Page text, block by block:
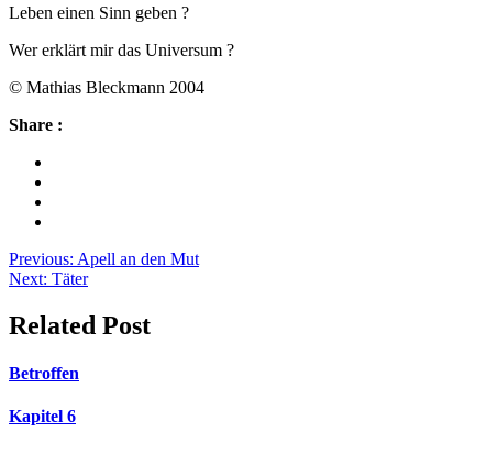
Leben einen Sinn geben ?
Wer erklärt mir das Universum ?
© Mathias Bleckmann 2004
Share :
Beitragsnavigation
Previous: Apell an den Mut
Next: Täter
Related Post
Betroffen
Kapitel 6